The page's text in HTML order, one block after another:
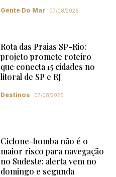
Gente Do Mar 07/08/2026
Rota das Praias SP-Rio:
projeto promete roteiro
que conecta 15 cidades no
litoral de SP e RJ
Destinos 07/08/2026
Ciclone-bomba não é o
maior risco para navegação
no Sudeste; alerta vem no
domingo e segunda